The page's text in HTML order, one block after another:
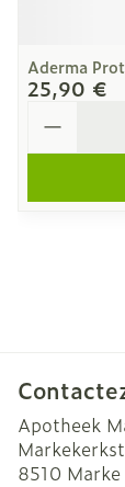
Aderma
25,90 €
Apotheek
8510 Marke